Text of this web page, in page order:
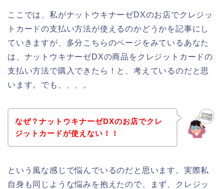
ここでは、私がナットウキナーゼDXのお店でクレジッ
トカードの支払い方法が使えるのかどうかを記事にし
ていきますが、多分こちらのページをみているあなた
は、ナットウキナーゼDXの商品をクレジットカードの
支払い方法で購入できたら！と、考えているのだと思
います。でも、、、。
なぜ？ナットウキナーゼDXのお店でクレ
ジットカードが使えない！！
という風な感じで悩んでいるのだと思います。実際私
自身も同じような悩みを抱えたので、まず、クレジッ